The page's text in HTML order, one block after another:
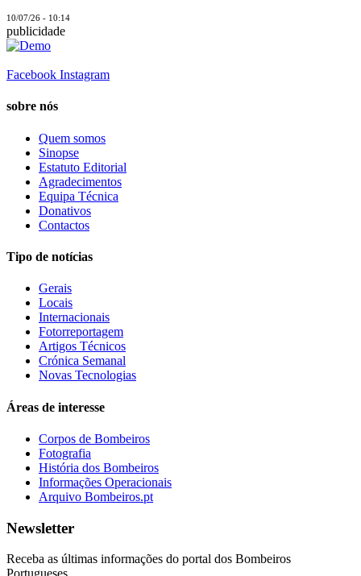
10/07/26 - 10:14
publicidade
Facebook Instagram
sobre nós
Quem somos
Sinopse
Estatuto Editorial
Agradecimentos
Equipa Técnica
Donativos
Contactos
Tipo de notícias
Gerais
Locais
Internacionais
Fotorreportagem
Artigos Técnicos
Crónica Semanal
Novas Tecnologias
Áreas de interesse
Corpos de Bombeiros
Fotografia
História dos Bombeiros
Informações Operacionais
Arquivo Bombeiros.pt
Newsletter
Receba as últimas informações do portal dos Bombeiros